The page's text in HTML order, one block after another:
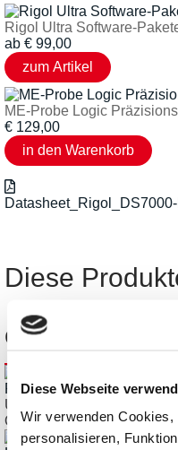
Diese Webseite
Wir verwenden
personalisieren,
Rigol Ultra Software-
ab € 99,00
ME-Probe Logic
€ 129,00
Diese
ebenfalls
Übersicht - Rigol-
Oszilloskope